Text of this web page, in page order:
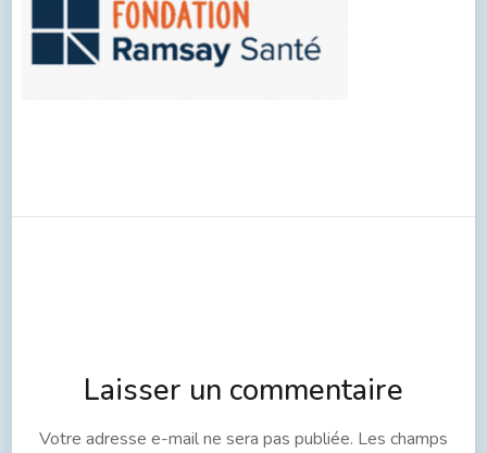
Laisser un commentaire
Votre adresse e-mail ne sera pas publiée. Les champs